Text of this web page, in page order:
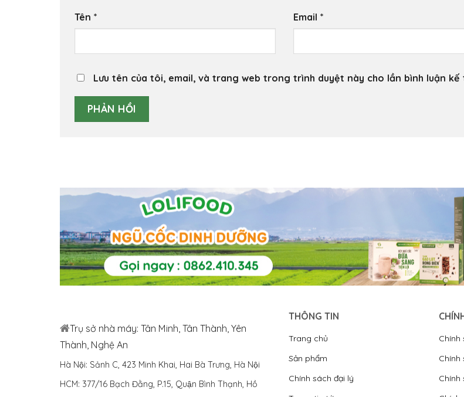
Tên * Email*
Lưu tên của tôi, email, và trang web trong trình duyệt này cho lần bình luận kế
Trụ sở nhà máy: Tân Minh, Tân Thành, Yên
Thành, Nghệ An
Hà Nội: Sảnh C, 423 Minh Khai, Hai Bà Trưng, Hà Nội
HCM: 377/16 Bạch Đằng, P.15, Quận Bình Thạnh, Hồ
THÔNG TIN
Trang chủ
Sản phẩm
Chính sách đại lý
Chính
Chính
Chính